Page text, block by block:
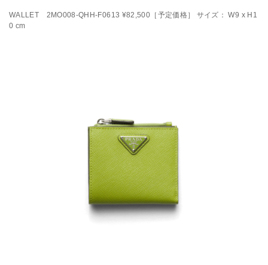
WALLET 2MO008-QHH-F0613 ¥82,500［予定価格］ サイズ： W9 x H1
0 cm